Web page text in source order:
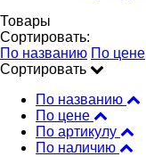
Товары
Сортировать:
По названию По цене
Сортировать
По названию
По цене
По артикулу
По наличию